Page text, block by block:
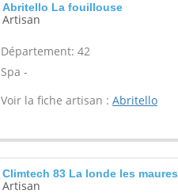
Abritello La fouillouse
Artisan
Département: 42
Spa -
Voir la fiche artisan : Abritello
Climtech 83 La londe les maures
Artisan